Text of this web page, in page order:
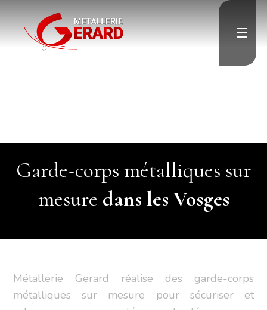
">
">
Contact
Garde-corps métalliques sur
mesure dans les Vosges
Métallerie Gerard réalise des garde-corps
métalliques sur mesure pour sécuriser et